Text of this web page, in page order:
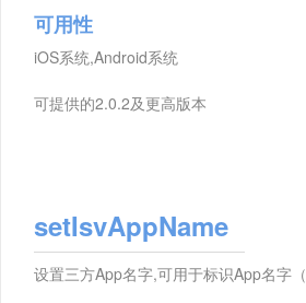
可用性
iOS系统,Android系统
可提供的2.0.2及更高版本
setIsvAppName
设置三方App名字,可用于标识App名字（